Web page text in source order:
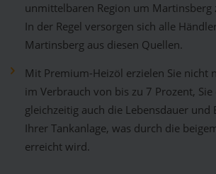
unmittelbaren Region um Martinsberg
In der Regel versorgen sich alle
Martinsberg aus diesen Quellen.
Mit Premium-Heizöl erzielen Sie nicht
im Verbrauch von bis zu 7 Prozent,
gleichzeitig auch die Lebensdauer und
Ihrer Tankanlage, was durch die
erreicht wird.